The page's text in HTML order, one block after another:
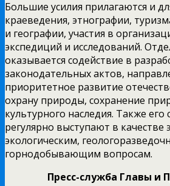
Большие усилия прилагаются и
краеведения, этнографии,
и географии, участия в
экспедиций и исследований.
оказывается содействие в
законодательных актов,
приоритетное развитие
охрану природы, сохранение
культурного наследия. Также его
регулярно выступают в качестве
экологическим,
горнодобывающим вопросам.
Пресс-служба Главы и